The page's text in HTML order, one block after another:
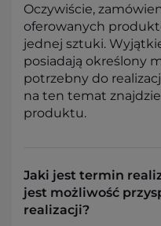
Oczywiście,
oferowanych
jednej sztuki.
posiadają określony
potrzebny do
na ten temat
produktu.
Jaki jest termin
jest możliwość
realizacji?